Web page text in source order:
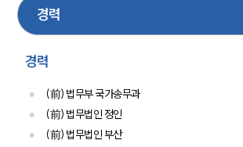
글로벌 파트너 로펌
가사
경력
(前) 법무부 국가송무과
(前) 법무법인 정인
(前) 법무법인 부산